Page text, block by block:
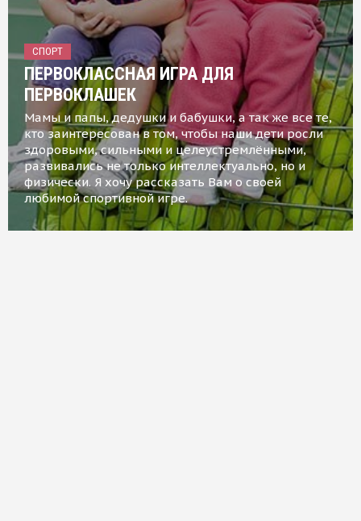
СПОРТ
ПЕРВОКЛАССНАЯ ИГРА ДЛЯ
ПЕРВОКЛАШЕК
Мамы и папы, дедушки и бабушки, а так же все те,
кто заинтересован в том, чтобы наши дети росли
здоровыми, сильными и целеустремлёнными,
развивались не только интеллектуально, но и
физически. Я хочу рассказать Вам о своей
любимой спортивной игре.